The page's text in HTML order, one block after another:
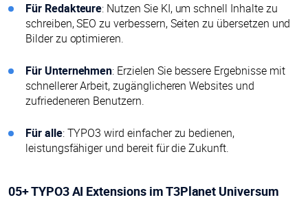
Für Redakteure: Nutzen Sie KI, um schnell Inhalte zu
schreiben, SEO zu verbessern, Seiten zu übersetzen und
Bilder zu optimieren.
Für Unternehmen: Erzielen Sie bessere Ergebnisse mit
schnellerer Arbeit, zugänglicheren Websites und
zufriedeneren Benutzern.
Für alle: TYPO3 wird einfacher zu bedienen,
leistungsfähiger und bereit für die Zukunft.
05+ TYPO3 AI Extensions im T3Planet Universum